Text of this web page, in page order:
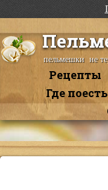
пельмешки не
Рецепты
Где поесть